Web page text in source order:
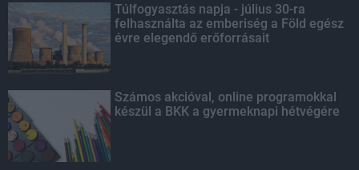
Túlfogyasztás napja - július 30-ra
felhasználta az emberiség a Föld egész
évre elegendő erőforrásait
Számos akcióval, online programokkal
készül a BKK a gyermeknapi hétvégére